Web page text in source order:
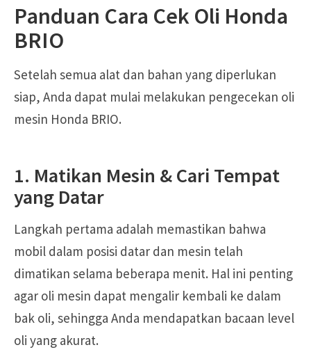
Panduan Cara Cek Oli Honda
BRIO
Setelah semua alat dan bahan yang diperlukan
siap, Anda dapat mulai melakukan pengecekan oli
mesin Honda BRIO.
1. Matikan Mesin & Cari Tempat
yang Datar
Langkah pertama adalah memastikan bahwa
mobil dalam posisi datar dan mesin telah
dimatikan selama beberapa menit. Hal ini penting
agar oli mesin dapat mengalir kembali ke dalam
bak oli, sehingga Anda mendapatkan bacaan level
oli yang akurat.